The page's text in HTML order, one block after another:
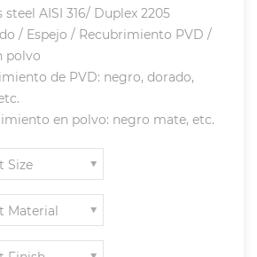
AISI 316/ Duplex 2205
/ Espejo / Recubrimiento PVD /
polvo
de PVD: negro, dorado,
en polvo: negro mate, etc.